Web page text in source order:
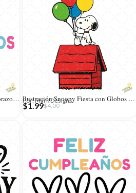
Feliz Cumpleaños Colores con Corazones – Diseño Vectorial y PNG 4K Ilustración Snoopy Fiesta con Globos de Colores – Formato AI SVG PNG 4K
Por: Mark Designs
$4.00
$1.99